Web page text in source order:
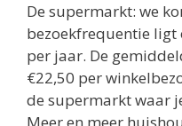
De supermarkt: we
bezoekfrequentie ligt
per jaar. De
€22,50 per
de supermarkt waar